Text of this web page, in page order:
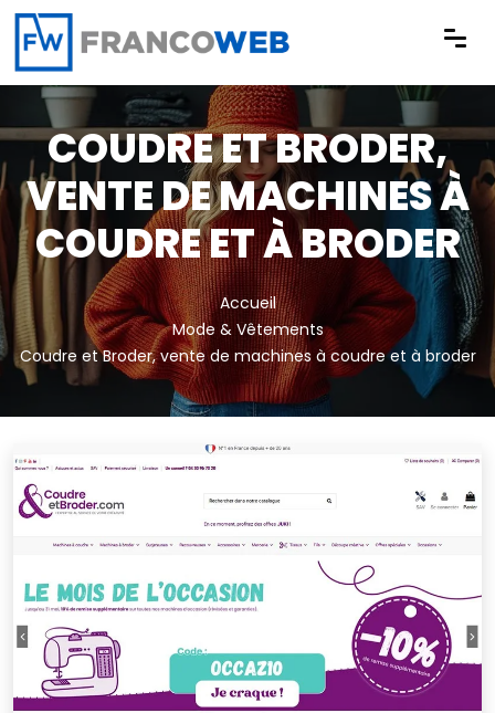
Panneau de gestion des cookies
COUDRE ET BRODER,
VENTE DE MACHINES À
COUDRE ET À BRODER
Accueil
Mode & Vêtements
Coudre et Broder, vente de machines à coudre et à broder